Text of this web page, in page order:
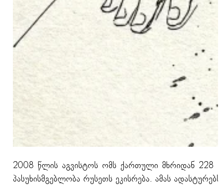
2008 წლის აგვისტოს ომს ქართული მხრიდან 228
პასუხისმგებლობა რუსეთს ეკისრება. ამას